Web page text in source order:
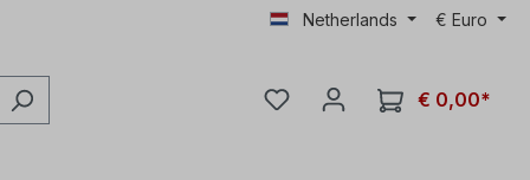
Netherlands € Euro
€ 0,00*